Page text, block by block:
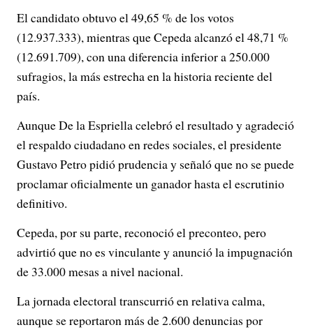
El candidato obtuvo el 49,65 % de los votos
(12.937.333), mientras que Cepeda alcanzó el 48,71 %
(12.691.709), con una diferencia inferior a 250.000
sufragios, la más estrecha en la historia reciente del
país.
Aunque De la Espriella celebró el resultado y agradeció
el respaldo ciudadano en redes sociales, el presidente
Gustavo Petro pidió prudencia y señaló que no se puede
proclamar oficialmente un ganador hasta el escrutinio
definitivo.
Cepeda, por su parte, reconoció el preconteo, pero
advirtió que no es vinculante y anunció la impugnación
de 33.000 mesas a nivel nacional.
La jornada electoral transcurrió en relativa calma,
aunque se reportaron más de 2.600 denuncias por